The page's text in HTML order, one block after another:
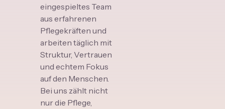
eingespieltes Team
aus erfahrenen
Pflegekräften und
arbeiten täglich mit
Struktur, Vertrauen
und echtem Fokus
auf den Menschen.
Bei uns zählt nicht
nur die Pflege,